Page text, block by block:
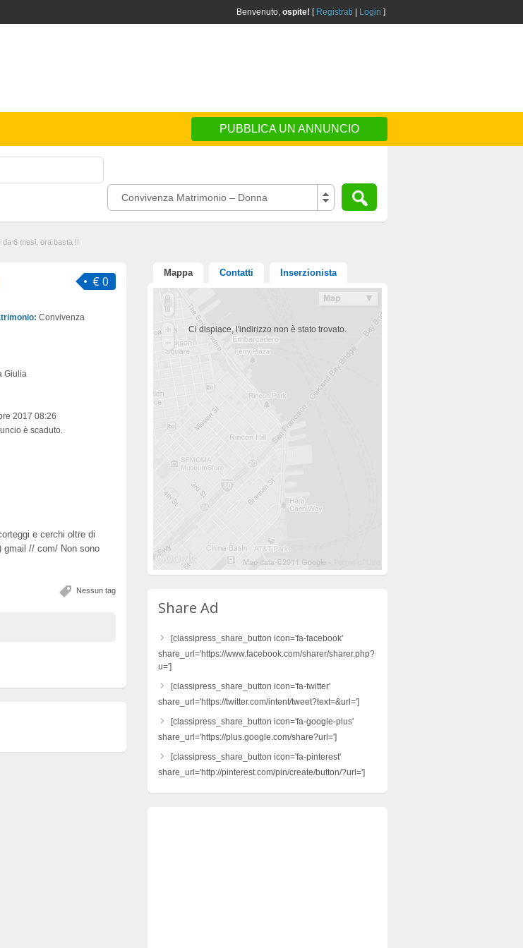
Benvenuto, ospite! [ Registrati Login ]
PUBBLICA UN ANNUNCIO
Convivenza Matrimonio – Donna
da 6 mesi, ora basta !!
€ 0
Convivenza
Giulia
2017 08:26
è scaduto.
e cerchi oltre di
gmail // com/ Non sono
Nessun tag
Mappa Contatti Inserzionista
Ci dispiace, l'indirizzo non è stato trovato.
Share Ad
[classipress_share_button icon='fa-facebook'
share_url='https://www.facebook.com/sharer/sharer.php?
u=']
[classipress_share_button icon='fa-twitter'
share_url='https://twitter.com/intent/tweet?text=&url=']
[classipress_share_button icon='fa-google-plus'
share_url='https://plus.google.com/share?url=']
[classipress_share_button icon='fa-pinterest'
share_url='http://pinterest.com/pin/create/button/?url=']